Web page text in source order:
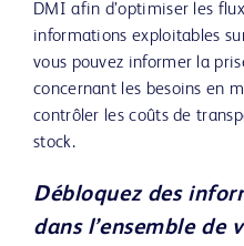
DMI afin d’optimiser les
informations exploitables
vous pouvez informer la
concernant les besoins en
contrôler les coûts de
stock.
Débloquez des
dans l’ensemble de